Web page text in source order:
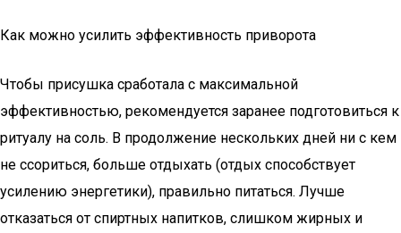
Как можно усилить эффективность приворота
Чтобы присушка сработала с максимальной
эффективностью, рекомендуется заранее подготовиться к
ритуалу на соль. В продолжение нескольких дней ни с кем
не ссориться, больше отдыхать (отдых способствует
усилению энергетики), правильно питаться. Лучше
отказаться от спиртных напитков, слишком жирных и